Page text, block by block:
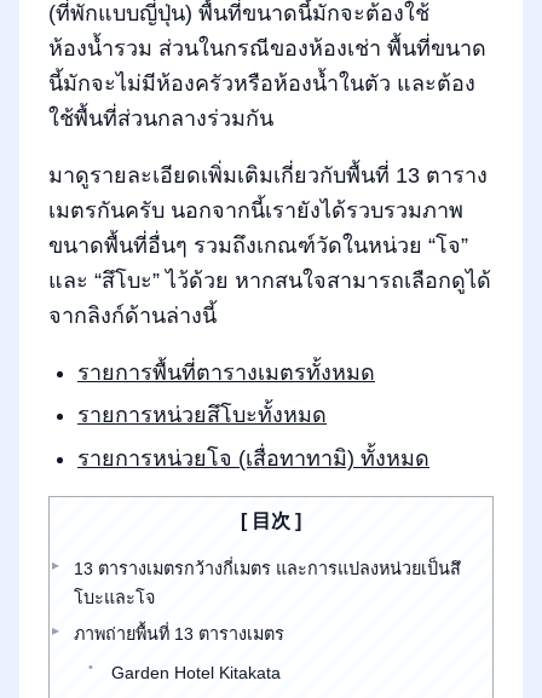
(ที่พักแบบญี่ปุ่น) พื้นที่ขนาดนี้มักจะต้องใช้
ห้องน้ำรวม ส่วนในกรณีของห้องเช่า พื้นที่ขนาด
นี้มักจะไม่มีห้องครัวหรือห้องน้ำในตัว และต้อง
ใช้พื้นที่ส่วนกลางร่วมกัน
มาดูรายละเอียดเพิ่มเติมเกี่ยวกับพื้นที่ 13 ตาราง
เมตรกันครับ นอกจากนี้เรายังได้รวบรวมภาพ
ขนาดพื้นที่อื่นๆ รวมถึงเกณฑ์วัดในหน่วย “โจ”
และ “สึโบะ” ไว้ด้วย หากสนใจสามารถเลือกดูได้
จากลิงก์ด้านล่างนี้
รายการพื้นที่ตารางเมตรทั้งหมด
รายการหน่วยสึโบะทั้งหมด
รายการหน่วยโจ (เสื่อทาทามิ) ทั้งหมด
目次
13 ตารางเมตรกว้างกี่เมตร และการแปลงหน่วยเป็นสึ
โบะและโจ
ภาพถ่ายพื้นที่ 13 ตารางเมตร
Garden Hotel Kitakata